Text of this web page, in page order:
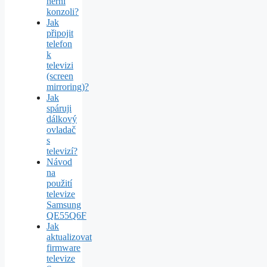
konzoli?
Jak
připojit
telefon
k
televizi
(screen
mirroring)?
Jak
spáruji
dálkový
ovladač
s
televizí?
Návod
na
použití
televize
Samsung
QE55Q6F
Jak
aktualizovat
firmware
televize